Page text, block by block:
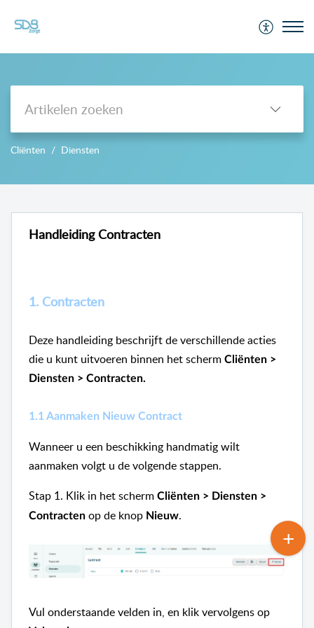
Cliënten Diensten
Handleiding Contracten
1. Contracten
Deze handleiding beschrijft de verschillende acties
die u kunt uitvoeren binnen het scherm Cliënten >
Diensten > Contracten.
1.1 Aanmaken Nieuw Contract
Wanneer u een beschikking handmatig wilt
aanmaken volgt u de volgende stappen.
Stap 1. Klik in het scherm Cliënten > Diensten >
Contracten op de knop Nieuw.
Vul onderstaande velden in, en klik vervolgens op